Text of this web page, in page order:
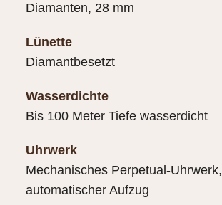
Diamanten, 28 mm
Lünette
Diamantbesetzt
Wasserdichte
Bis 100 Meter Tiefe wasserdicht
Uhrwerk
Mechanisches Perpetual-Uhrwerk,
automatischer Aufzug